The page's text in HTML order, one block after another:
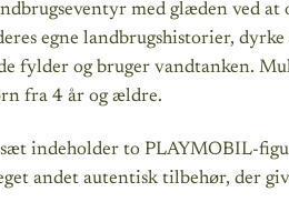
med glæden ved
egne landbrugshistorier,
fylder og bruger vandtanken.
fra 4 år og ældre.
indeholder to PLAYMOBIL-
andet autentisk tilbehør, der